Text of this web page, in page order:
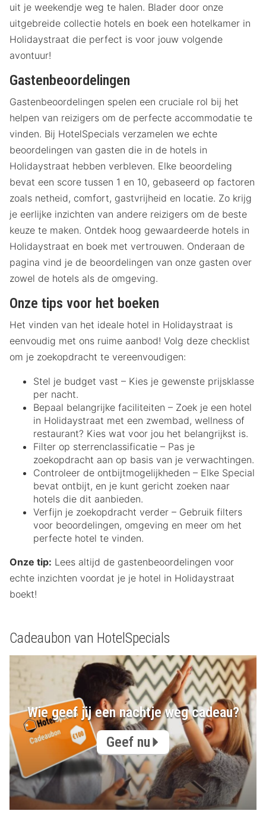
uit je weekendje weg te halen. Blader door onze
uitgebreide collectie hotels en boek een hotelkamer in
Holidaystraat die perfect is voor jouw volgende
avontuur!
Gastenbeoordelingen
Gastenbeoordelingen spelen een cruciale rol bij het
helpen van reizigers om de perfecte accommodatie te
vinden. Bij HotelSpecials verzamelen we echte
beoordelingen van gasten die in de hotels in
Holidaystraat hebben verbleven. Elke beoordeling
bevat een score tussen 1 en 10, gebaseerd op factoren
zoals netheid, comfort, gastvrijheid en locatie. Zo krijg
je eerlijke inzichten van andere reizigers om de beste
keuze te maken. Ontdek hoog gewaardeerde hotels in
Holidaystraat en boek met vertrouwen. Onderaan de
pagina vind je de beoordelingen van onze gasten over
zowel de hotels als de omgeving.
Onze tips voor het boeken
Het vinden van het ideale hotel in Holidaystraat is
eenvoudig met ons ruime aanbod! Volg deze checklist
om je zoekopdracht te vereenvoudigen:
Stel je budget vast – Kies je gewenste prijsklasse
per nacht.
Bepaal belangrijke faciliteiten – Zoek je een hotel
in Holidaystraat met een zwembad, wellness of
restaurant? Kies wat voor jou het belangrijkst is.
Filter op sterrenclassificatie – Pas je
zoekopdracht aan op basis van je verwachtingen.
Controleer de ontbijtmogelijkheden – Elke Special
bevat ontbijt, en je kunt gericht zoeken naar
hotels die dit aanbieden.
Verfijn je zoekopdracht verder – Gebruik filters
voor beoordelingen, omgeving en meer om het
perfecte hotel te vinden.
Onze tip: Lees altijd de gastenbeoordelingen voor
echte inzichten voordat je je hotel in Holidaystraat
boekt!
Cadeaubon van HotelSpecials
Wie geef jij een nachtje weg cadeau?
Geef nu